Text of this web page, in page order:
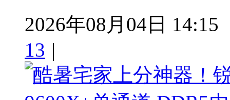
2026年08月04日 14:15
13 |